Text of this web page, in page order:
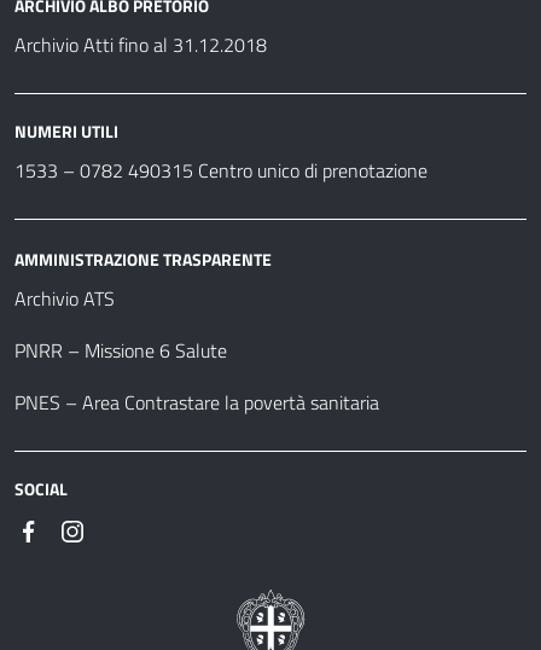
ARCHIVIO ALBO PRETORIO
Archivio Atti fino al 31.12.2018
NUMERI UTILI
1533 – 0782 490315 Centro unico di prenotazione
AMMINISTRAZIONE TRASPARENTE
Archivio ATS
PNRR – Missione 6 Salute
PNES – Area Contrastare la povertà sanitaria
SOCIAL